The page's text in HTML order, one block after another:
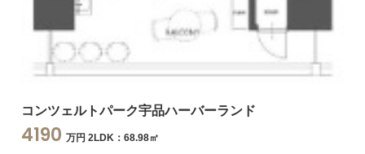
コンツェルトパーク宇品ハーバーランド
4190 万円 2LDK：68.98㎡